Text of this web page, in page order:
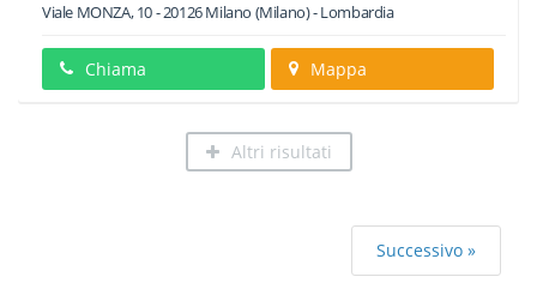
Viale MONZA, 10-20126Milano (Milano) -Lombardia
Chiama Mappa
Altri risultati
Successivo »